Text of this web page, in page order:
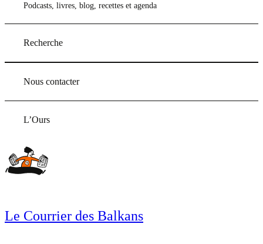
Podcasts, livres, blog, recettes et agenda
Recherche
Nous contacter
L’Ours
Le Courrier des Balkans